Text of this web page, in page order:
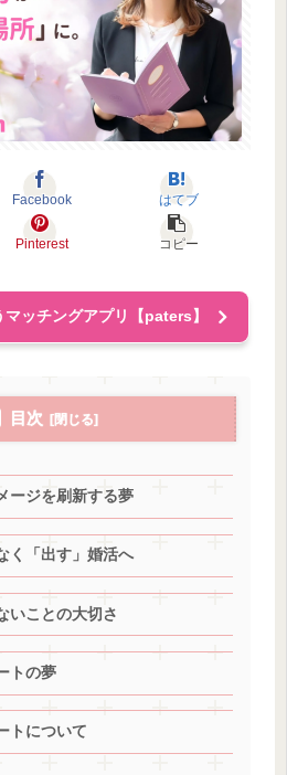
Facebook はてブ
Pinterest コピー
ッチングアプリ【paters】
目次
ージを刷新する夢
く「出す」婚活へ
いことの大切さ
トの夢
トについて